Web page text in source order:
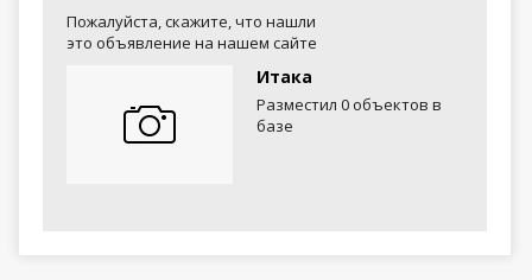
Пожалуйста, скажите, что нашли
это объявление на нашем сайте
Итака
Разместил 0 объектов в
базе